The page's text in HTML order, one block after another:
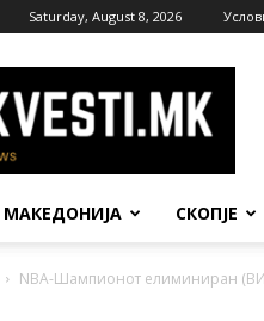
Saturday, August 8, 2026
МАКЕДОНИЈА СКОПЈЕ
NBA-Шампионот елиминиран